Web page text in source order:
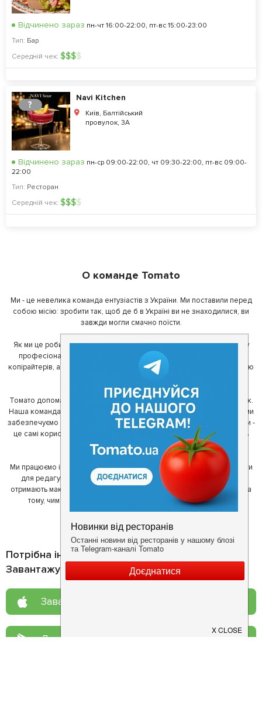
Відчинено зараз пн-чт 16:00-22:00, пт-вс 15:00-23:00
Тип: Бар
Середній чек: $$$$
?
Navi Kitchen
Київ, Балтійський
провулок, 3А
Відчинено зараз пн-ср 09:00-22:00, чт 09:30-22:00, пт-вс 09:00-
22:00
Тип: Ресторан
Середній чек: $$$$
О команде Tomato
Ми - це невелика команда ентузіастів з України. Ми поставили перед
собою місію: зробити так, щоб де б в Україні ви не знаходилися, ви
завжди могли смачно поїсти.
Як ми це робимо? Для початку, ми зібрали приголомшливу команду
професіоналів - фахівців з дизайну, програмування, маркетингу,
копірайтерів, а за сумісництвом - любителів гарної їжі. З їх допомогою
ми створили Томато.
Томато допомагає своїм користувачам знайти цікаві місця неподалік.
Наша команда регулярно зв'язується з ресторанами - таким чином ми
забезпечуємо актуальність інформації. Друга частина нашої команди -
це самі користувачі, які діляться своїми враженнями і допомагають
один одному у виборі кращих місць.
Ми працюємо і з ресторанами. Для них ми надаємо зручні інструменти
для редагування інформації про себе - в результаті відвідувачі
отримають максимум інформації, а ресторан зможе зосередитися на
тому, чим він любить займатися більше всього - смачній їжі.
Потрібна інформація про заклад?
Завантажуйте додаток!
Завантажте у
Доступно у